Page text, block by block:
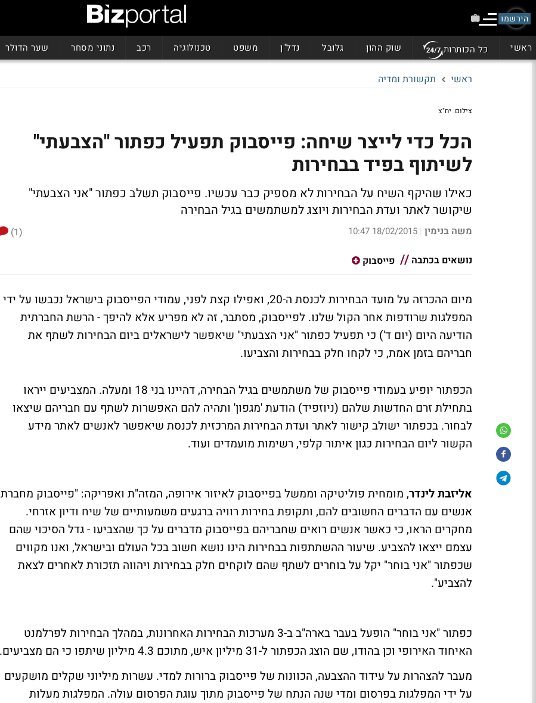
הירשמו
ראשי כל הכותרות שוק ההון גלובל נדל"ן משפט טכנולוגיה רכב נתוני מסחר שער הדולר
ראשי תקשורת ומדיה
צילום: יח"צ
הכל כדי לייצר שיחה: פייסבוק תפעיל כפתור "הצבעתי"
לשיתוף בפיד בבחירות
כאילו שהיקף השיח על הבחירות לא מספיק כבר עכשיו. פייסבוק תשלב כפתור "אני הצבעתי"
שיקושר לאתר ועדת הבחירות ויוצג למשתמשים בגיל הבחירה
משה בנימין |
18/02/2015 10:47
(1)
נושאים בכתבה
פייסבוק
מיום ההכרזה על מועד הבחירות לכנסת ה-20, ואפילו קצת לפני, עמודי הפייסבוק בישראל נכבשו על ידי
המפלגות שרודפות אחר הקול שלנו. לפייסבוק, מסתבר, זה לא מפריע אלא להיפך - הרשת החברתית
הודיעה היום (יום ד') כי תפעיל כפתור "אני הצבעתי" שיאפשר לישראלים ביום הבחירות לשתף את
חבריהם בזמן אמת, כי לקחו חלק בבחירות והצביעו.
הכפתור יופיע בעמודי פייסבוק של משתמשים בגיל הבחירה, דהיינו בני 18 ומעלה. המצביעים ייראו
בתחילת זרם החדשות שלהם (ניוזפיד) הודעת 'מגפון' ותהיה להם האפשרות לשתף עם חבריהם שיצאו
לבחור. בכפתור ישולב קישור לאתר ועדת הבחירות המרכזית לכנסת שיאפשר לאנשים לאתר מידע
הקשור ליום הבחירות כגון איתור קלפי, רשימות מועמדים ועוד.
אליזבת לינדר, מומחית פוליטיקה וממשל בפייסבוק לאיזור אירופה, המזה"ת ואפריקה: "פייסבוק מחברת
אנשים עם הדברים החשובים להם, ותקופת בחירות רוויה ברגעים משמעותיים של שיח ודיון אזרחי.
מחקרים הראו, כי כאשר אנשים רואים שחבריהם בפייסבוק מדברים על כך שהצביעו - גדל הסיכוי שהם
עצמם ייצאו להצביע. שיעור ההשתתפות בבחירות הינו נושא חשוב בכל העולם ובישראל, ואנו מקווים
שכפתור "אני בוחר" יקל על בוחרים לשתף שהם לוקחים חלק בבחירות ויהווה תזכורת לאחרים לצאת
להצביע".
כפתור "אני בוחר" הופעל בעבר בארה"ב ב-3 מערכות הבחירות האחרונות, במהלך הבחירות לפרלמנט
האיחוד האירופי וכן בהודו, שם הוצג הכפתור ל-31 מיליון איש, מתוכם 4.3 מיליון שיתפו כי הם מצביעים.
מעבר להצהרות על עידוד ההצבעה, הכוונות של פייסבוק ברורות למדי. עשרות מיליוני שקלים מושקעים
על ידי המפלגות בפרסום ומדי שנה הנתח של פייסבוק מתוך עוגת הפרסום עולה. המפלגות מעלות